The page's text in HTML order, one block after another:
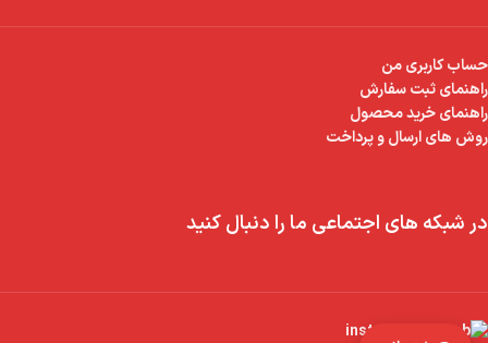
حساب کاربری من
راهنمای ثبت سفارش
راهنمای خرید محصول
روش های ارسال و پرداخت
در شبکه های اجتماعی ما را دنبال کنید